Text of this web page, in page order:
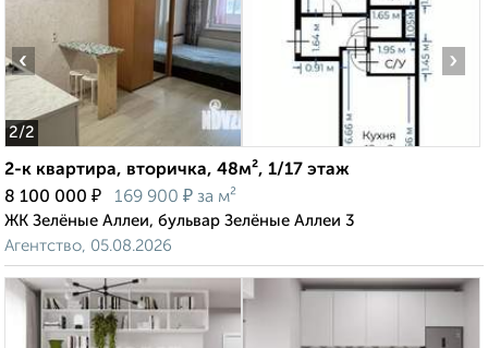
2/2
‹ ›
2-к квартира, вторичка, 48м², 1/17 этаж
8 100 000 ₽ 169 900 ₽ за м²
ЖК Зелёные Аллеи, бульвар Зелёные Аллеи 3
Агентство, 05.08.2026